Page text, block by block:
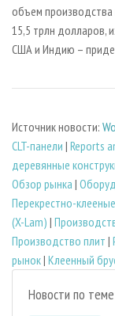
объем производства
15,5 трлн долларов,
США и Индию –
Источник новости:
CLT-панели | Reports
деревянные
Обзор рынка |
Перекрестно-
(X-Lam) |
Производство плит |
рынок| Клеенный
Новости по